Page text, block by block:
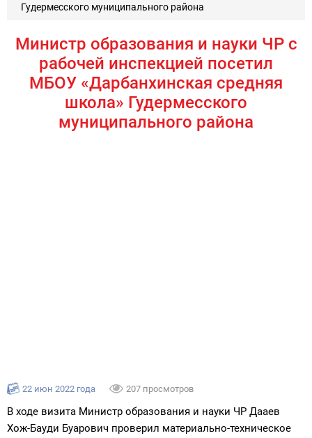
Гудермесского муниципального района
Министр образования и науки ЧР с
рабочей инспекцией посетил
МБОУ «Дарбанхинская средняя
школа» Гудермесского
муниципального района
22 июн 2022 года 207 просмотров
В ходе визита Министр образования и науки ЧР Дааев
Хож-Бауди Буарович проверил материально-техническое